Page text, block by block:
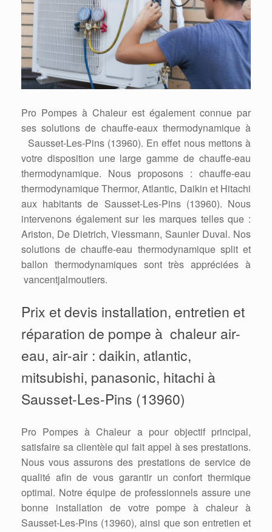
Pro Pompes à Chaleur est également connue par
ses solutions de chauffe-eaux thermodynamique à
Sausset-Les-Pins (13960). En effet nous mettons à
votre disposition une large gamme de chauffe-eau
thermodynamique. Nous proposons : chauffe-eau
thermodynamique Thermor, Atlantic, Daikin et Hitachi
aux habitants de Sausset-Les-Pins (13960). Nous
intervenons également sur les marques telles que :
Ariston, De Dietrich, Viessmann, Saunier Duval. Nos
solutions de chauffe-eau thermodynamique split et
ballon thermodynamiques sont très appréciées à
vancentjalmoutiers.
Prix et devis installation, entretien et
réparation de pompe à chaleur air-
eau, air-air : daikin, atlantic,
mitsubishi, panasonic, hitachi à
Sausset-Les-Pins (13960)
Pro Pompes à Chaleur a pour objectif principal,
satisfaire sa clientèle qui fait appel à ses prestations.
Nous vous assurons des prestations de service de
qualité afin de vous garantir un confort thermique
optimal. Notre équipe de professionnels assure une
bonne installation de votre pompe à chaleur à
Sausset-Les-Pins (13960), ainsi que son entretien et